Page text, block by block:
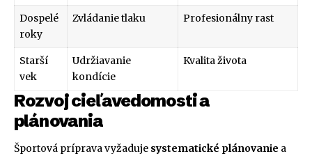
Dospelé
roky
Zvládanie tlaku Profesionálny rast
Starší
vek
Udržiavanie
kondície
Kvalita života
Rozvoj cieľavedomosti a
plánovania
Športová príprava vyžaduje systematické plánovanie a